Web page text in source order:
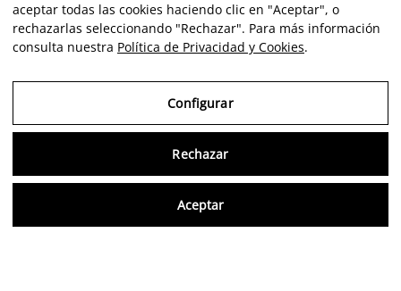
aceptar todas las cookies haciendo clic en "Aceptar", o
rechazarlas seleccionando "Rechazar". Para más información
consulta nuestra Política de Privacidad y Cookies.
Configurar
Rechazar
Aceptar